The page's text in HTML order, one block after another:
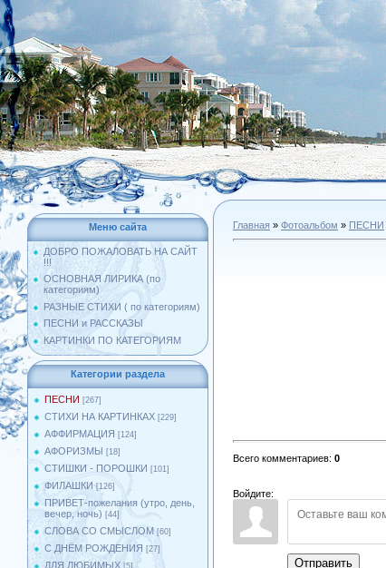
Меню сайта
ДОБРО ПОЖАЛОВАТЬ НА САЙТ
!!!
ОСНОВНАЯ ЛИРИКА (по
категориям)
РАЗНЫЕ СТИХИ ( по категориям)
ПЕСНИ и РАССКАЗЫ
КАРТИНКИ ПО КАТЕГОРИЯМ
Категории раздела
ПЕСНИ [267]
СТИХИ НА КАРТИНКАХ [229]
АФФИРМАЦИЯ [124]
АФОРИЗМЫ [18]
СТИШКИ - ПОРОШКИ [101]
ФИЛАШКИ [126]
ПРИВЕТ-пожелания (утро, день,
вечер, ночь) [44]
СЛОВА СО СМЫСЛОМ [60]
С ДНЁМ РОЖДЕНИЯ [27]
ДЛЯ ЛЮБИМЫХ [5]
Главная » Фотоальбом » ПЕСНИ
Всего комментариев: 0
Войдите:
Отправить